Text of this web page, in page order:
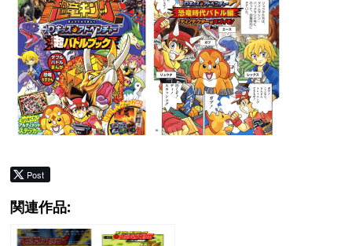
Post
関連作品: